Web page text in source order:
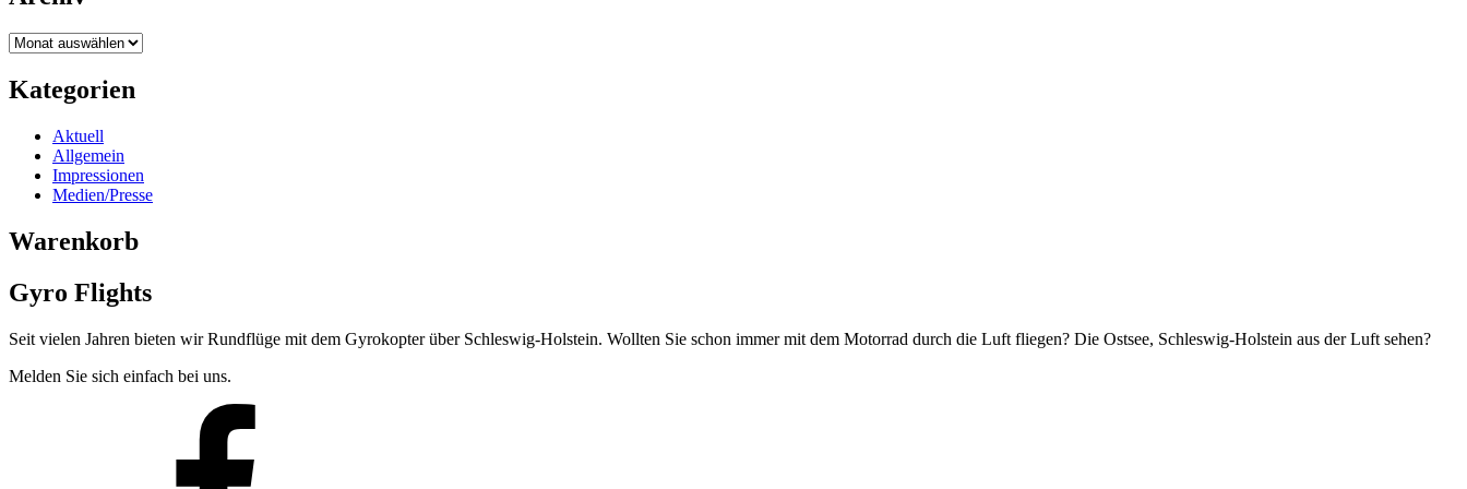
Kategorien
Aktuell
Allgemein
Impressionen
Medien/Presse
Warenkorb
Gyro Flights
Seit vielen Jahren bieten wir Rundflüge mit dem Gyrokopter über Schleswig-Holstein. Wollten Sie schon immer mit dem Motorrad durch die Luft fliegen? Die Ostsee, Schleswig-Holstein aus der Luft sehen?
Melden Sie sich einfach bei uns.